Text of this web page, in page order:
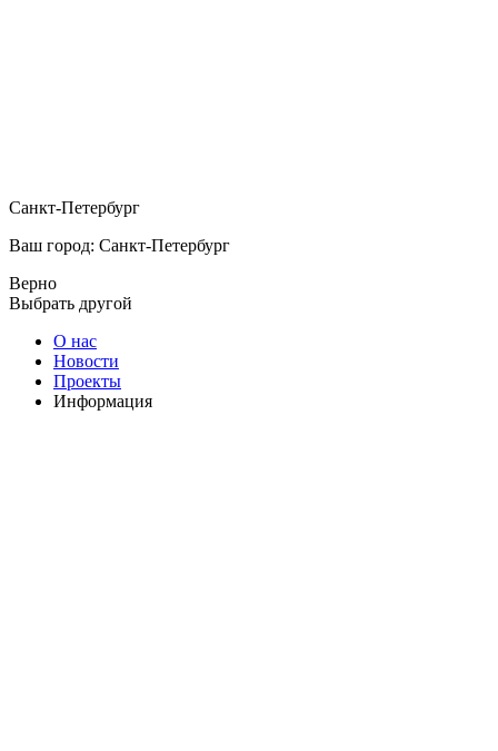
Санкт-Петербург
Ваш город: Санкт-Петербург
Верно
Выбрать другой
О нас
Новости
Проекты
Информация